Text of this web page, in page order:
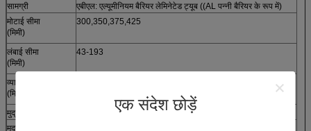
एक संदेश छोड़ें
सामग्री
एबीएल: एल्यूमीनियम बैरियर लेमिनेटेड ट्यूब ((AL पन्नी बैरियर के रूप में)
मोटाई सीमा
(मिमी)
300,350,375,425
लंबाई सीमा
(मिमी)
43-193
व्यास सीमा
(मिमी)
मुद्रण विधि
फ्लेक्सोग्राफी/ग्रेव्री/सिल्क स्क्रीन/
मुद्रण कलाकृति